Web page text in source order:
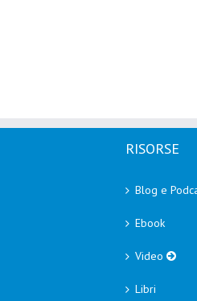
RISORSE
Blog e
Ebook
Video
Libri